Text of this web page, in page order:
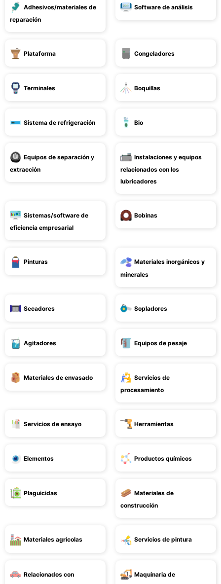
Adhesivos/materiales de
reparación
Software de análisis
Plataforma Congeladores
Terminales Boquillas
Sistema de refrigeración Bio
Equipos de separación y
extracción
Instalaciones y equipos
relacionados con los
lubricadores
Sistemas/software de
eficiencia empresarial
Bobinas
Pinturas
Materiales inorgánicos y
minerales
Secadores Sopladores
Agitadores Equipos de pesaje
Materiales de envasado
Servicios de
procesamiento
Servicios de ensayo Herramientas
Elementos Productos químicos
Plaguicidas
Materiales de
construcción
Materiales agrícolas Servicios de pintura
Relacionados con
Maquinaria de